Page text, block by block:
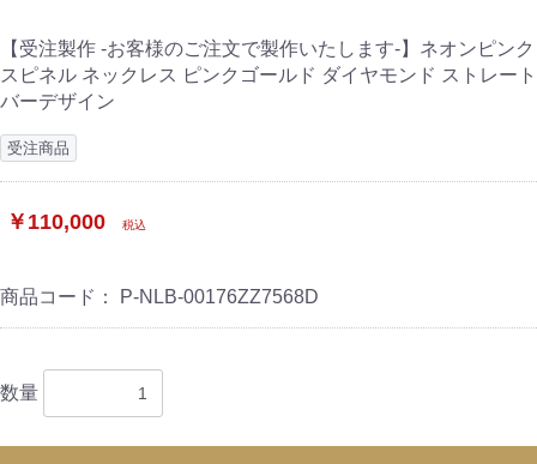
【受注製作 -お客様のご注文で製作いたします-】ネオンピンク
スピネル ネックレス ピンクゴールド ダイヤモンド ストレート
バーデザイン
受注商品
￥110,000 税込
商品コード： P-NLB-00176ZZ7568D
数量